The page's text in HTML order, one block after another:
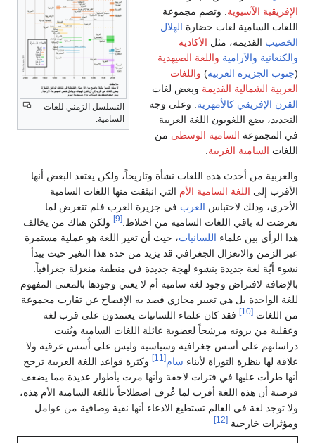
التسلسل الزمني للغات
السامية.
الإفريقية الآسيوية . وتضم مجموعة
اللغات السامية لغات حضارة الهلال
الخصيب القديمة، مثل الأكادية
والكنعانية والآرامية واللغة الصيهدية
(جنوب الجزيرة العربية) واللغات
العربية الشمالية القديمة وبعض لغات
القرن الإفريقي كالأمهرية . وعلى وجه
التحديد، يضع اللغويون اللغة العربية
في المجموعة السامية الوسطى من
اللغات السامية الغربية
والعربية من أحدث هذه اللغات نشأة وتاريخاً، ولكن يعتقد البعض أنها
الأقرب إلى اللغة السامية الأم التي انبثقت منها اللغات السامية
الأخرى، وذلك لاحتباس العرب في جزيرة العرب فلم تتعرض لما
تعرضت له باقي اللغات السامية من اختلاط. [9]
ولكن هناك من يخالف
هذا الرأي بين علماء اللسانيات، حيث أن تغير اللغة هو عملية مستمرة
عبر الزمن والانعزال الجغرافي قد يزيد من حدة هذا التغير حيث يبدأ
نشوء أيّة لغة جديدة بنشوء لهجة جديدة في منطقة منعزلة جغرافياً.
بالإضافة لافتراض وجود لغة سامية أم لا يعني وجودها بالمعنى المفهوم
للغة الواحدة بل هي تعبير مجازي قصد به الإفصاح عن تقارب مجموعة
من اللغات [10]
فقد كان علماء اللسانيات يعتمدون على قرب لغة
وعقلية من يرونه مرشحاً لعضوية عائلة اللغات السامية وبُنيت
دراساتهم على أسس جغرافية وسياسية وليس على أُسس عرقية ولا
علاقة لها بنظرة التوراة لأبناء سام[11]
وكثرة قواعد اللغة العربية ترجح
أنها طرأت عليها في فترات لاحقة وأنها مرت بأطوار عديدة مما يضعف
فرضية أن هذه اللغة أقرب لما عُرف اصطلاحاً باللغة السامية الأم هذه،
ولا توجد لغة في العالم تستطيع الادعاء أنها نقية وصافية من عوامل
ومؤثرات خارجية [12]